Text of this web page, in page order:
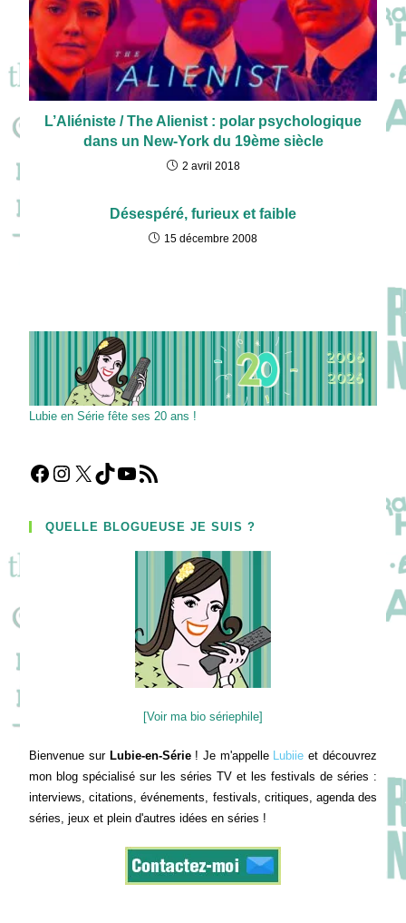
L’Aliéniste / The Alienist : polar psychologique
dans un New-York du 19ème siècle
2 avril 2018
Désespéré, furieux et faible
15 décembre 2008
Lubie en Série fête ses 20 ans !
Facebook
Instagram
X TikTokYouTube
Flux RSS
QUELLE BLOGUEUSE JE SUIS ?
[Voir ma bio sériephile]
Bienvenue sur Lubie-en-Série! Je m'appelle Lubiie et découvrez
mon blog spécialisé sur les séries TV et les festivals de séries :
interviews, citations, événements, festivals, critiques, agenda des
séries, jeux et plein d'autres idées en séries !